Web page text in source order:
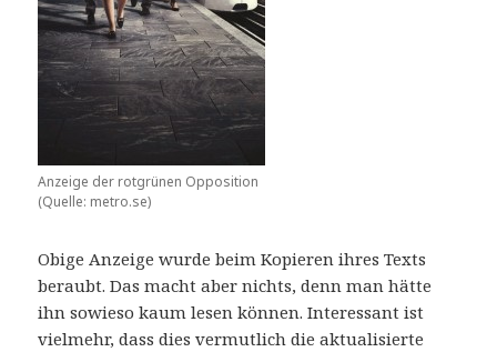
Anzeige der rotgrünen Opposition
(Quelle: metro.se)
Obige Anzeige wurde beim Kopieren ihres Texts
beraubt. Das macht aber nichts, denn man hätte
ihn sowieso kaum lesen können. Interessant ist
vielmehr, dass dies vermutlich die aktualisierte